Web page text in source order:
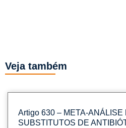
Veja também
Artigo 630 – META-ANÁLISE
SUBSTITUTOS DE